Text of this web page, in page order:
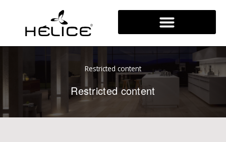
Restricted content
Restricted content